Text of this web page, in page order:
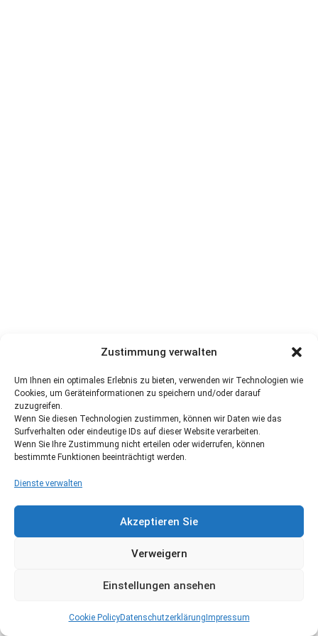
Zustimmung verwalten
Um Ihnen ein optimales Erlebnis zu bieten, verwenden wir Technologien wie
Cookies, um Geräteinformationen zu speichern und/oder darauf
zuzugreifen.
Wenn Sie diesen Technologien zustimmen, können wir Daten wie das
Surfverhalten oder eindeutige IDs auf dieser Website verarbeiten.
Wenn Sie Ihre Zustimmung nicht erteilen oder widerrufen, können
bestimmte Funktionen beeinträchtigt werden.
Dienste verwalten
Akzeptieren Sie
Verweigern
Einstellungen ansehen
Cookie PolicyDatenschutzerklärung Impressum